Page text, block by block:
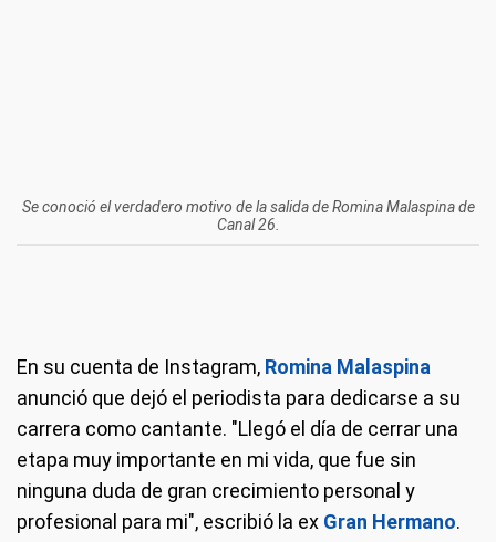
Se conoció el verdadero motivo de la salida de Romina Malaspina de
Canal 26.
En su cuenta de Instagram, Romina Malaspina
anunció que dejó el periodista para dedicarse a su
carrera como cantante. "Llegó el día de cerrar una
etapa muy importante en mi vida, que fue sin
ninguna duda de gran crecimiento personal y
profesional para mi", escribió la ex Gran Hermano.